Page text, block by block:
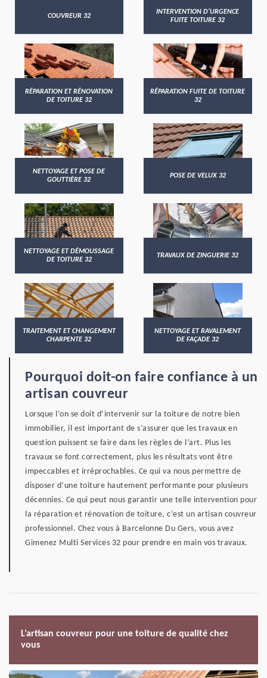
COUVREUR 32
INTERVENTION D'URGENCE
FUITE TOITURE 32
RÉPARATION ET RÉNOVATION
DE TOITURE 32
RÉPARATION FUITE DE TOITURE
32
NETTOYAGE ET POSE DE
GOUTTIÈRE 32
POSE DE VELUX 32
NETTOYAGE ET DÉMOUSSAGE
DE TOITURE 32
TRAVAUX DE ZINGUERIE 32
TRAITEMENT ET CHANGEMENT
CHARPENTE 32
NETTOYAGE ET RAVALEMENT
DE FAÇADE 32
Pourquoi doit-on faire confiance à un
artisan couvreur
Lorsque l’on se doit d’intervenir sur la toiture de notre bien
immobilier, il est important de s’assurer que les travaux en
question puissent se faire dans les règles de l’art. Plus les
travaux se font correctement, plus les résultats vont être
impeccables et irréprochables. Ce qui va nous permettre de
disposer d’une toiture hautement performante pour plusieurs
décennies. Ce qui peut nous garantir une telle intervention pour
la réparation et rénovation de toiture, c’est un artisan couvreur
professionnel. Chez vous à Barcelonne Du Gers, vous avez
Gimenez Multi Services 32 pour prendre en main vos travaux.
L’artisan couvreur pour une toiture de qualité chez
vous